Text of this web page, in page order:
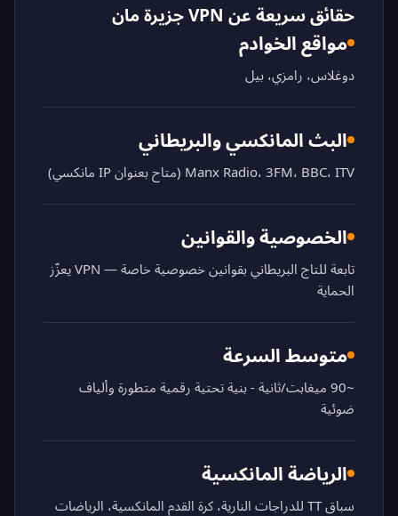
حقائق سريعة عن VPN جزيرة مان
مواقع الخوادم
دوغلاس، رامزي، بيل
البث المانكسي والبريطاني
Manx Radio، 3FM، BBC، ITV (متاح بعنوان IP مانكسي)
الخصوصية والقوانين
تابعة للتاج البريطاني بقوانين خصوصية خاصة — VPN يعزّز
الحماية
متوسط السرعة
~90 ميغابت/ثانية - بنية تحتية رقمية متطورة وألياف
ضوئية
الرياضة المانكسية
سباق TT للدراجات النارية، كرة القدم المانكسية، الرياضات